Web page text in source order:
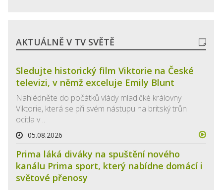
AKTUÁLNĚ V TV SVĚTĚ
Sledujte historický film Viktorie na České
televizi, v němž exceluje Emily Blunt
Nahlédněte do počátků vlády mladičké královny
Viktorie, která se při svém nástupu na britský trůn
ocitla v ..
05.08.2026
Prima láká diváky na spuštění nového
kanálu Prima sport, který nabídne domácí i
světové přenosy